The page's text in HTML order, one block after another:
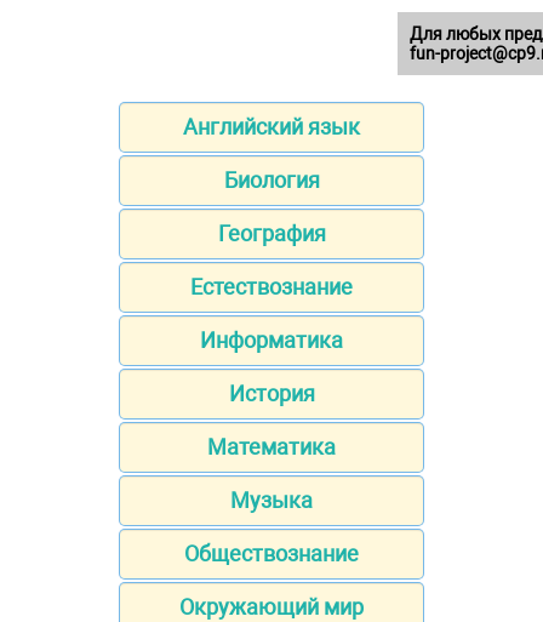
Английский язык
Биология
География
Естествознание
Информатика
История
Математика
Музыка
Обществознание
Окружающий мир
Для любых
fun-